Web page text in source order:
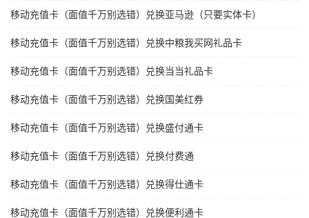
移动充值卡（面值千万别选错）兑换亚马逊（只要实体卡）
移动充值卡（面值千万别选错）兑换中粮我买网礼品卡
移动充值卡（面值千万别选错）兑换当当礼品卡
移动充值卡（面值千万别选错）兑换国美红券
移动充值卡（面值千万别选错）兑换盛付通卡
移动充值卡（面值千万别选错）兑换付费通
移动充值卡（面值千万别选错）兑换得仕通卡
移动充值卡（面值千万别选错）兑换便利通卡